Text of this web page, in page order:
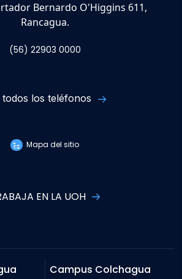
Bernardo O'Higgins 611,
Rancagua.
(56) 22903 0000
todos los teléfonos
Mapa del sitio
EN LA UOH
Campus Colchagua